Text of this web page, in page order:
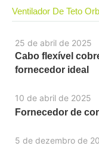
25 de abril de 2025
Cabo flexível
fornecedor ideal
10 de abril de 2025
Fornecedor de
5 de dezembro de
Ventilador De Teto